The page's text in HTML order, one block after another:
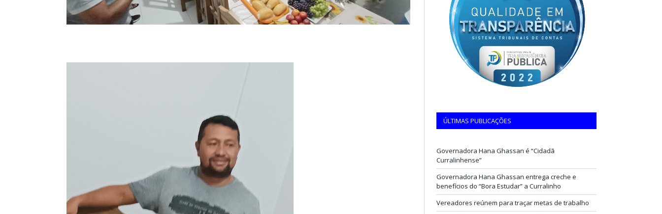
ÚLTIMAS PUBLICAÇÕES
Governadora Hana Ghassan é “Cidadã
Curralinhense”
Governadora Hana Ghassan entrega creche e
benefícios do “Bora Estudar” a Curralinho
Vereadores reúnem para traçar metas de trabalho